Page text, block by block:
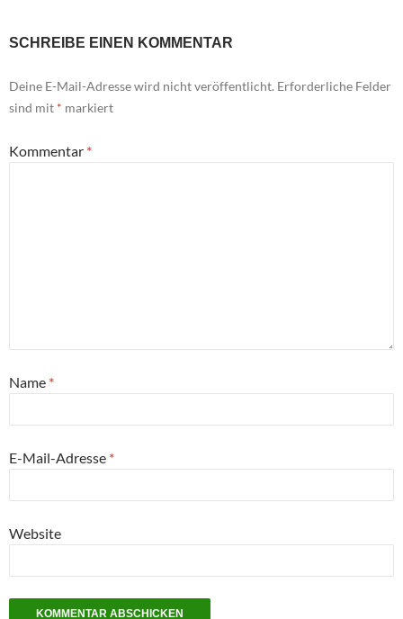
SCHREIBE EINEN KOMMENTAR
Deine E-Mail-Adresse wird nicht veröffentlicht. Erforderliche Felder
sind mit * markiert
Kommentar *
Name *
E-Mail-Adresse *
Website